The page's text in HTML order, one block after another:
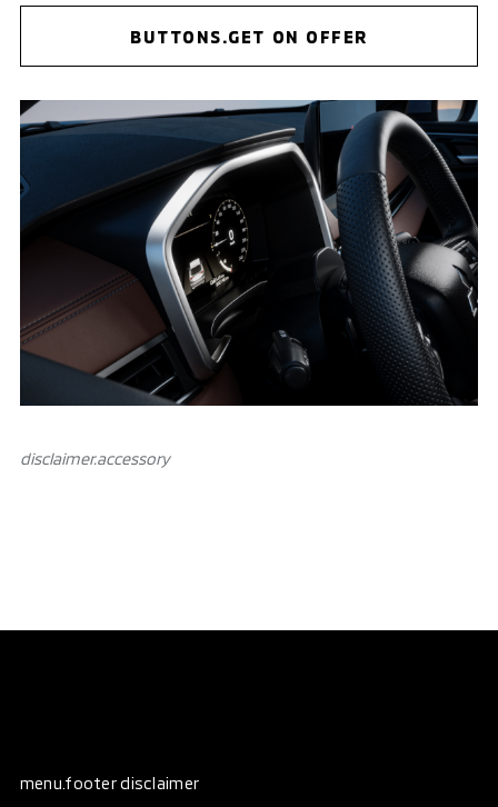
BUTTONS.GET ON OFFER
disclaimer.аccessory
menu.footer disclaimer